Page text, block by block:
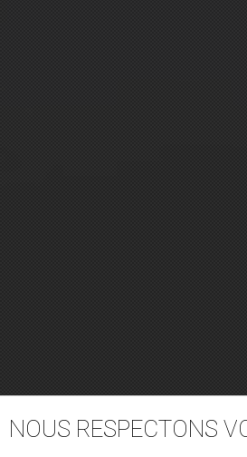
NOUS RESPECTONS